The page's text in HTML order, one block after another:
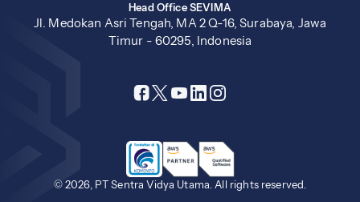
Head Office SEVIMA
Jl. Medokan Asri Tengah, MA 2 Q-16, Surabaya, Jawa
Timur - 60295, Indonesia
© 2026, PT Sentra Vidya Utama. All rights reserved.